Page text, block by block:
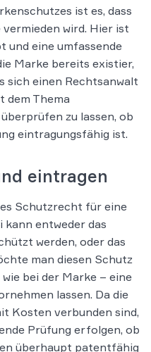
ist es, dass
wird. Hier ist
und eine umfassende
Marke bereits existier,
sich einen Rechtsanwalt
dem Thema
zu lassen, ob
eintragungsfähig ist.
eintragen
Schutzrecht für eine
entweder das
werden, oder das
man diesen Schutz
bei der Marke – eine
lassen. Da die
Kosten verbunden sind,
Prüfung erfolgen, ob
überhaupt patentfähig